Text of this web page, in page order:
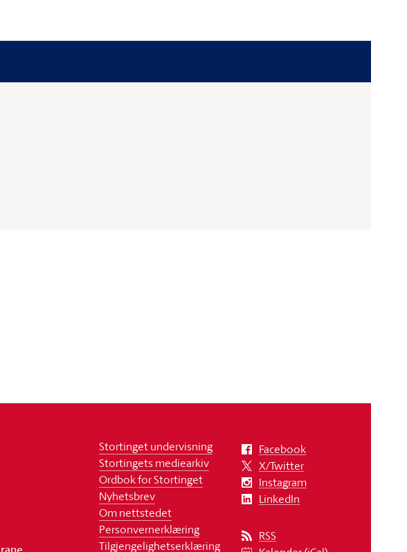
Stortinget undervisning
Stortingets mediearkiv
Ordbok for Stortinget
Nyhetsbrev
Om nettstedet
Personvernerklæring
Tilgjengelighetserklæring
Facebook
X/Twitter
Instagram
LinkedIn
RSS